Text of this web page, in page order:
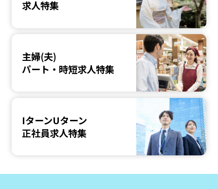
求人特集
主婦(夫)
パート・時短求人特集
IターンUターン
正社員求人特集